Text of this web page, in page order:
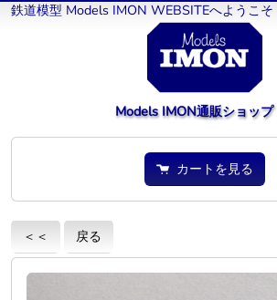
鉄道模型 Models IMON WEBSITEへようこそ
Models IMON通販ショップ
カートを見る
＜＜ 戻る